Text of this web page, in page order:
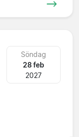
Söndag
28 feb
2027